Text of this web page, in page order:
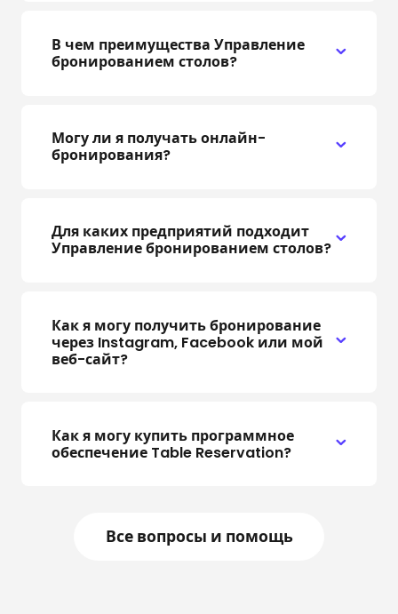
В чем преимущества Управление
бронированием столов?
Могу ли я получать онлайн-
бронирования?
Для каких предприятий подходит
Управление бронированием столов?
Как я могу получить бронирование
через Instagram, Facebook или мой
веб-сайт?
Как я могу купить программное
обеспечение Table Reservation?
Все вопросы и помощь